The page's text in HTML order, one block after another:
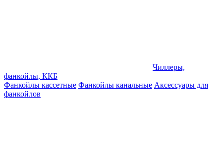
Чиллеры,
фанкойлы, ККБ
Фанкойлы кассетные Фанкойлы канальные Аксессуары для
фанкойлов